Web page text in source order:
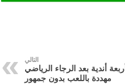
التالي
أربعة أندية بعد الرجاء الرياضي
مهددة باللعب بدون جمهور